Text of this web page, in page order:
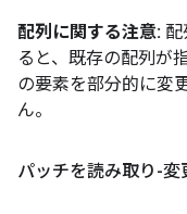
配列に関する注意:
ると、既存の配列が
の要素を部分的に変
ん。
パッチを読み取り-